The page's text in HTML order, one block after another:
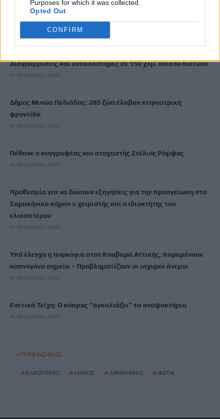
Purposes for which it was collected.
Opted Out
CONFIRM
ανάρτηση της Αφροδίτης Νέστορα για τη μητέρα της
10 Αυγούστου, 2026
Διαγραμμίσεις και ανακλαστήρες σε 150 χλμ. οδικού δικτύου
10 Αυγούστου, 2026
Δήμος Μινώα Πεδιάδας: 285 ζώα έλαβαν κτηνιατρική
φροντίδα
10 Αυγούστου, 2026
Πέθανε ο συγγραφέας και στοχαστής Στέλιος Ράμφος
10 Αυγούστου, 2026
Προθεσμία για να δώσουν εξηγήσεις για την προσγείωση στο
Σαρακήνικο πήραν ο χειριστής και ο ιδιοκτήτης του
ελικοπτέρου
10 Αυγούστου, 2026
Υπό έλεγχο η πυρκαγιά στον Κουβαρά Αττικής, παραμένουν
καπνογόνα σημεία – Προβληματίζουν οι ισχυροί άνεμοι
10 Αυγούστου, 2026
Ενετικά Τείχη: Ο κόσμος “αγκαλιάζει” τα αναψυκτήρια
10 Αυγούστου, 2026
TRENDING
# ΕΛΙΚΟΠΤΕΡΟ # ΜΗΛΟΣ # ΣΑΡΑΚΗΝΙΚΟ # ΦΩΤΙΑ